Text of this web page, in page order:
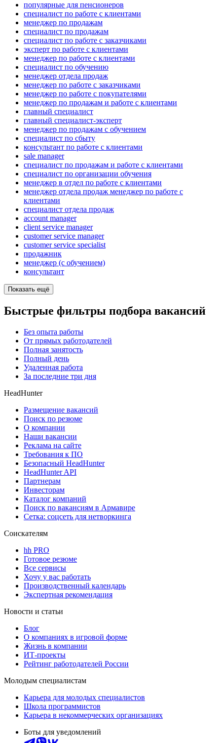
популярные для пенсионеров
специалист по работе с клиентами
менеджер по продажам
специалист по продажам
специалист по работе с заказчиками
эксперт по работе с клиентами
менеджер по работе с клиентами
специалист по обучению
менеджер отдела продаж
менеджер по работе с заказчиками
менеджер по работе с покупателями
менеджер по продажам и работе с клиентами
главный специалист
главный специалист-эксперт
менеджер по продажам с обучением
специалист по сбыту
консультант по работе с клиентами
sale manager
специалист по продажам и работе с клиентами
специалист по организации обучения
менеджер в отдел по работе с клиентами
менеджер отдела продаж менеджер по работе с
клиентами
специалист отдела продаж
account manager
client service manager
customer service manager
customer service specialist
продажник
менеджер (с обучением)
консультант
Показать ещё
Быстрые фильтры подбора вакансий
Без опыта работы
От прямых работодателей
Полная занятость
Полный день
Удаленная работа
За последние три дня
HeadHunter
Размещение вакансий
Поиск по резюме
О компании
Наши вакансии
Реклама на сайте
Требования к ПО
Безопасный HeadHunter
HeadHunter API
Партнерам
Инвесторам
Каталог компаний
Поиск по вакансиям в Армавире
Сетка: соцсеть для нетворкинга
Соискателям
hh PRO
Готовое резюме
Все сервисы
Хочу у вас работать
Производственный календарь
Экспертная рекомендация
Новости и статьи
Блог
О компаниях в игровой форме
Жизнь в компании
ИТ-проекты
Рейтинг работодателей России
Молодым специалистам
Карьера для молодых специалистов
Школа программистов
Карьера в некоммерческих организациях
Боты для уведомлений